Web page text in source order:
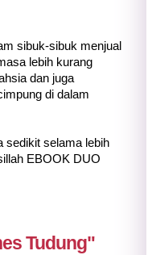
sibuk-sibuk menjual
lebih kurang
dan juga
di dalam
sedikit selama lebih
EBOOK DUO
Tudung"